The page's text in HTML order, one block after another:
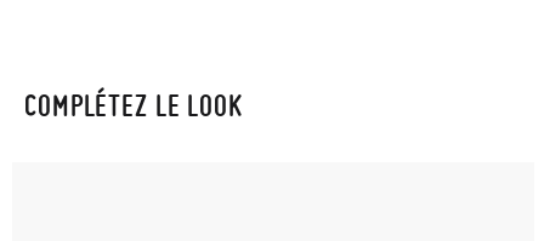
COMPLÉTEZ LE LOOK